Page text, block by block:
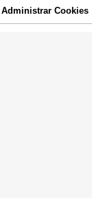
¡51% DE DESCUENTO!
Administrar Cookies